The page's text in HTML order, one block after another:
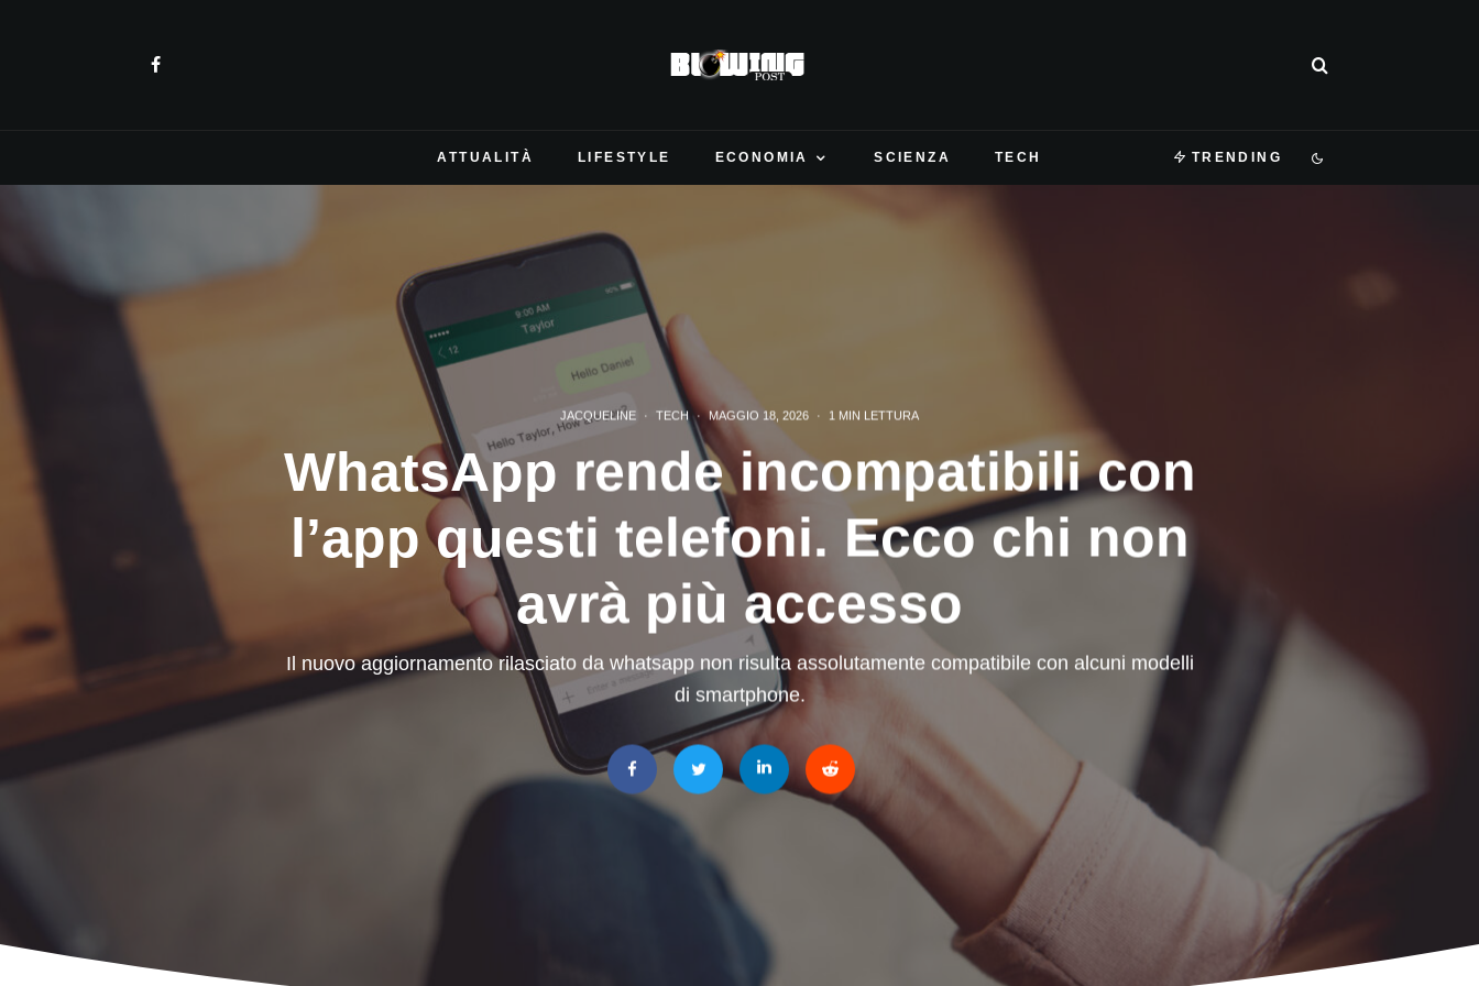
ATTUALITÀ LIFESTYLE ECONOMIA SCIENZA TECH TRENDING
JACQUELINE · TECH · MAGGIO 18, 2026 · 1 MIN LETTURA
WhatsApp rende incompatibili con
l’app questi telefoni. Ecco chi non
avrà più accesso
Il nuovo aggiornamento rilasciato da whatsapp non risulta assolutamente compatibile con alcuni modelli
di smartphone.